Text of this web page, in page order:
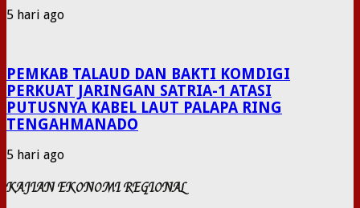
5 hari ago
PEMKAB TALAUD DAN BAKTI KOMDIGI
PERKUAT JARINGAN SATRIA-1 ATASI
PUTUSNYA KABEL LAUT PALAPA RING
TENGAHMANADO
5 hari ago
KAJIAN EKONOMI REGIONAL